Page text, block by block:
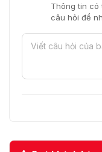
Thông tin có
câu hỏi để